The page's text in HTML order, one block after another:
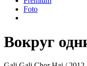
Foto
Вокруг